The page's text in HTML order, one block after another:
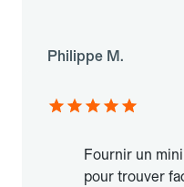
Philippe M.
Fournir un
pour trouver